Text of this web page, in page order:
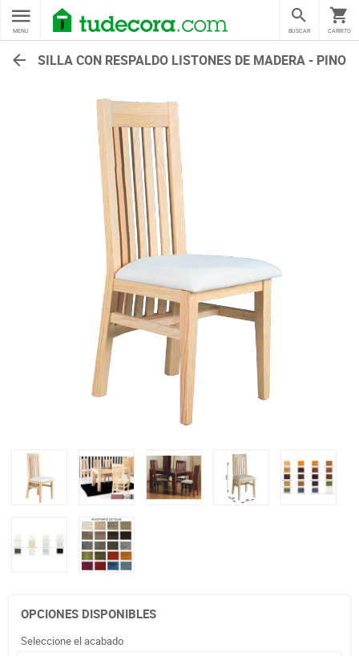
MENU CARRITO
BUSCAR
SILLA CON RESPALDO LISTONES DE MADERA - PINO
OPCIONES DISPONIBLES
Seleccione el acabado